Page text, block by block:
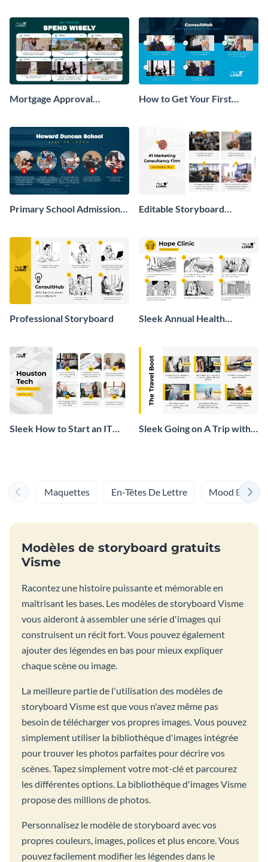
Mortgage Approval
How to Get Your First
Primary School Admission
Editable Storyboard
Professional Storyboard
Sleek Annual Health
Sleek How to Start an IT
Sleek Going on A Trip with
Maquettes En-Têtes De Lettre Mood Boards
Modèles de storyboard gratuits
Visme
Racontez une histoire puissante et mémorable en
maîtrisant les bases. Les modèles de storyboard Visme
vous aideront à assembler une série d'images qui
construisent un récit fort. Vous pouvez également
ajouter des légendes en bas pour mieux expliquer
chaque scène ou image.
La meilleure partie de l'utilisation des modèles de
storyboard Visme est que vous n'avez même pas
besoin de télécharger vos propres images. Vous pouvez
simplement utiliser la bibliothèque d'images intégrée
pour trouver les photos parfaites pour décrire vos
scènes. Tapez simplement votre mot-clé et parcourez
les différentes options. La bibliothèque d'images Visme
propose des millions de photos.
Personnalisez le modèle de storyboard avec vos
propres couleurs, images, polices et plus encore. Vous
pouvez facilement modifier les légendes dans le